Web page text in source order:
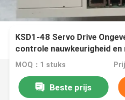
KSD1-48 Servo Drive
controle nauwkeurigheid
MOQ：1 stuks
Beste prijs